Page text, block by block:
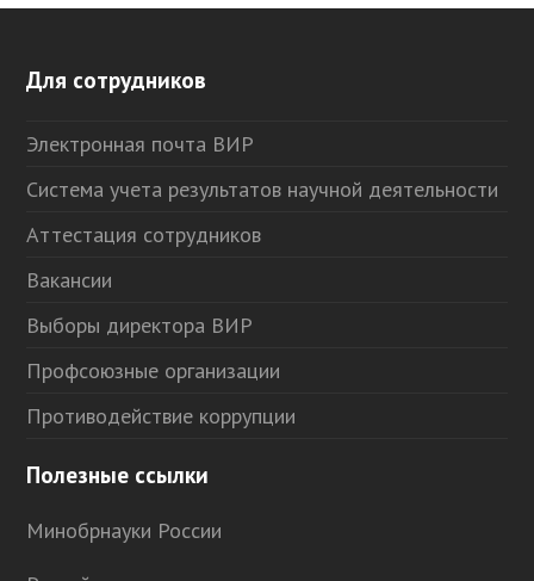
Для сотрудников
Электронная почта ВИР
Система учета результатов научной деятельности
Аттестация сотрудников
Вакансии
Выборы директора ВИР
Профсоюзные организации
Противодействие коррупции
Полезные ссылки
Минобрнауки России